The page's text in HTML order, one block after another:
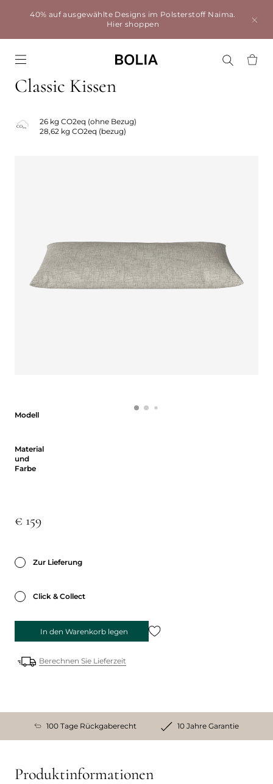
40% auf ausgewählte Designs im Polsterstoff Naima.
Hier shoppen
Classic Kissen
26 kg CO2eq (ohne Bezug)
28,62 kg CO2eq (bezug)
Modell
Material
und
Farbe
€ 159
Zur Lieferung
Click & Collect
In den Warenkorb legen
Berechnen Sie Lieferzeit
100 Tage Rückgaberecht 10 Jahre Garantie
Produktinformationen